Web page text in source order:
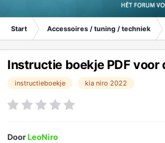
Start Accessoires / tuning / techniek
Instructie boekje PDF voor
instructieboekje kia niro 2022
DoorLeoNiro